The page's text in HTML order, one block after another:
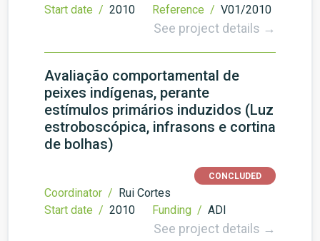
Start date / 2010 Reference / V01/2010
See project details →
Avaliação comportamental de
peixes indígenas, perante
estímulos primários induzidos (Luz
estroboscópica, infrasons e cortina
de bolhas)
CONCLUDED
Coordinator / Rui Cortes
Start date / 2010 Funding / ADI
See project details →